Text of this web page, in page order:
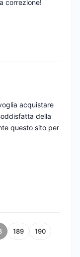
correzione!
acquistare
della
questo sito per
189 190